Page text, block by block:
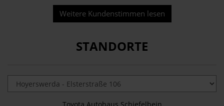
Weitere Kundenstimmen lesen
STANDORTE
Toyota Autohaus Schiefelbein